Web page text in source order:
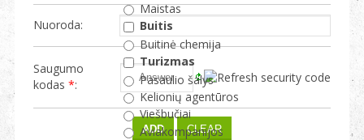
Maistas
Buitis
Buitinė chemija
Turizmas
Pasaulio šalys
Kelionių agentūros
Viešbučiai
Aviakompanijos
Nuoroda:
Saugumo
kodas *: